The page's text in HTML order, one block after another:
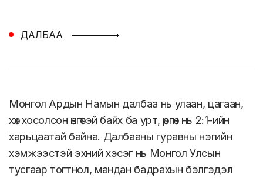
ДАЛБАА
Монгол Ардын Намын далбаа нь улаан, цагаан,
хөх хосолсон өнгөтэй байх ба урт, өргөн нь 2:1-ийн
харьцаатай байна. Далбааны гуравны нэгийн
хэмжээстэй эхний хэсэг нь Монгол Улсын
тусгаар тогтнол, мандан бадрахын бэлгэдэл